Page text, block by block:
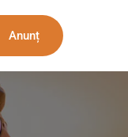
Anunț